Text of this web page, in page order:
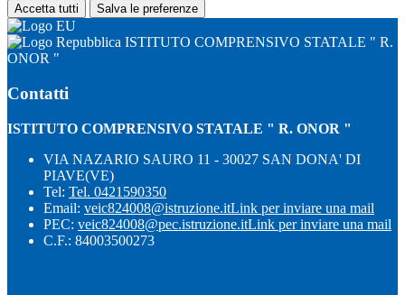
Accetta tutti Salva le preferenze
ISTITUTO COMPRENSIVO STATALE " R.
ONOR "
Contatti
ISTITUTO COMPRENSIVO STATALE " R. ONOR "
VIA NAZARIO SAURO 11 - 30027 SAN DONA' DI
PIAVE(VE)
Tel: Tel. 0421590350
Email: veic824008@istruzione.itLink per inviare una mail
PEC: veic824008@pec.istruzione.itLink per inviare una mail
C.F.: 84003500273